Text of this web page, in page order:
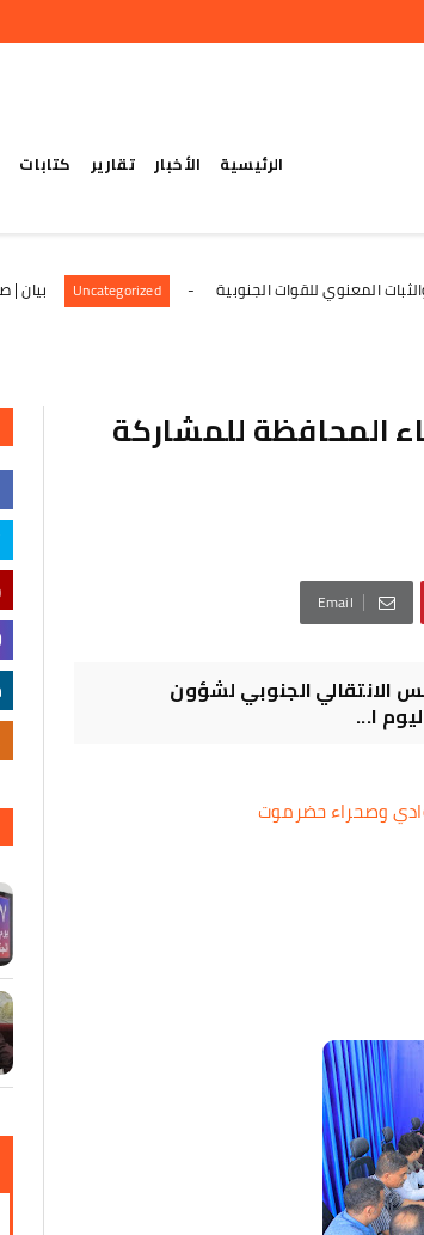
الرئيسية الأخبار تقارير كتابات
للقوات الجنوبية Uncategorized بيان | صادر عن
المحافظة للمشاركة
Email
الانتقالي الجنوبي لشؤون
ا...
وادي وصحراء حضرموت